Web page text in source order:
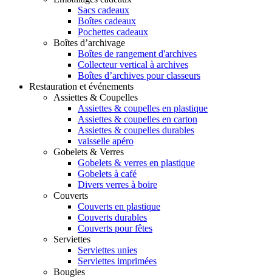
Sacs cadeaux
Boîtes cadeaux
Pochettes cadeaux
Boîtes d’archivage
Boîtes de rangement d'archives
Collecteur vertical à archives
Boîtes d’archives pour classeurs
Restauration et événements
Assiettes & Coupelles
Assiettes & coupelles en plastique
Assiettes & coupelles en carton
Assiettes & coupelles durables
vaisselle apéro
Gobelets & Verres
Gobelets & verres en plastique
Gobelets à café
Divers verres à boire
Couverts
Couverts en plastique
Couverts durables
Couverts pour fêtes
Serviettes
Serviettes unies
Serviettes imprimées
Bougies